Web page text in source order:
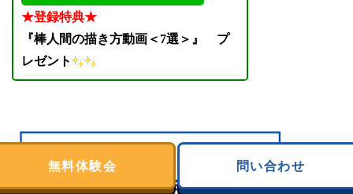
★登録特典★
『棒人間の描き方動画＜7選＞』
プ
レゼント
無料体験会 問い合わせ